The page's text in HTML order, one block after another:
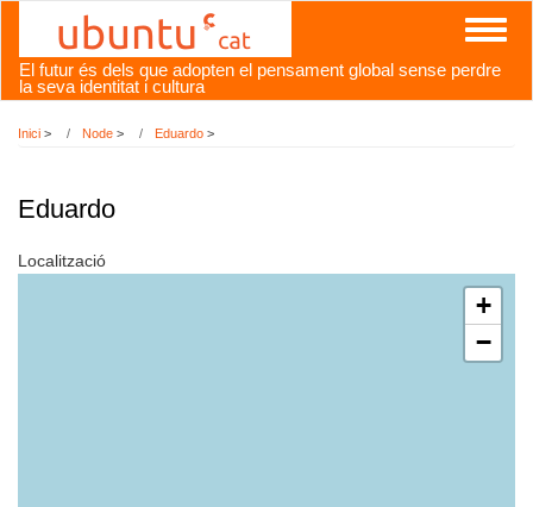
contingut
El futur és dels que adopten el pensament global sense perdre
la seva identitat i cultura
Inici > Node > Eduardo >
Eduardo
Localització
+
−